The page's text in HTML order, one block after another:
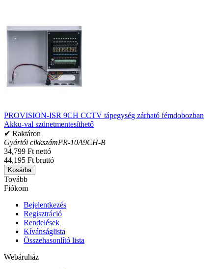
PROVISION-ISR 9CH CCTV tápegység zárható fémdobozban
Akku-val szünetmentesíthető
✔ Raktáron
Gyártói cikkszámPR-10A9CH-B
34,799 Ft nettó
44,195 Ft bruttó
Kosárba
Tovább
Fiókom
Bejelentkezés
Regisztráció
Rendelések
Kívánságlista
Összehasonlító lista
Webáruház